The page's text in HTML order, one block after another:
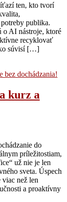
ten, kto tvorí
publika.
o AI nástroje, ktoré
recyklovať
súvisí […]
kurz a
do
príležitostiam,
už nie je len
sveta. Úspech
než len
a proaktívny